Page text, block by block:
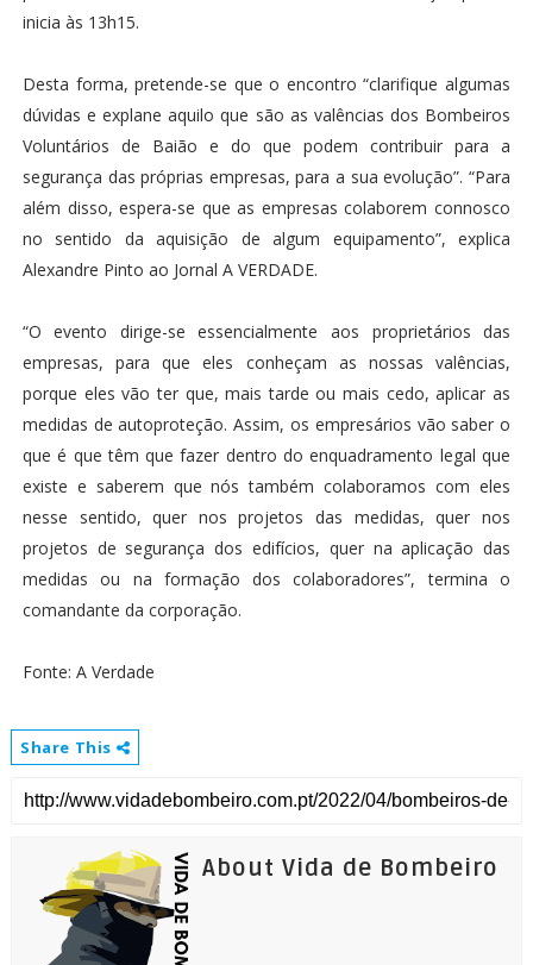
inicia às 13h15.
Desta forma, pretende-se que o encontro “clarifique algumas
dúvidas e explane aquilo que são as valências dos Bombeiros
Voluntários de Baião e do que podem contribuir para a
segurança das próprias empresas, para a sua evolução”. “Para
além disso, espera-se que as empresas colaborem connosco
no sentido da aquisição de algum equipamento”, explica
Alexandre Pinto ao Jornal A VERDADE.
“O evento dirige-se essencialmente aos proprietários das
empresas, para que eles conheçam as nossas valências,
porque eles vão ter que, mais tarde ou mais cedo, aplicar as
medidas de autoproteção. Assim, os empresários vão saber o
que é que têm que fazer dentro do enquadramento legal que
existe e saberem que nós também colaboramos com eles
nesse sentido, quer nos projetos das medidas, quer nos
projetos de segurança dos edifícios, quer na aplicação das
medidas ou na formação dos colaboradores”, termina o
comandante da corporação.
Fonte: A Verdade
Share This
About Vida de Bombeiro